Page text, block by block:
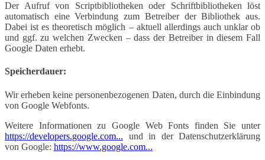
Der Aufruf von Scriptbibliotheken oder Schriftbibliotheken löst
automatisch eine Verbindung zum Betreiber der Bibliothek aus.
Dabei ist es theoretisch möglich – aktuell allerdings auch unklar ob
und ggf. zu welchen Zwecken – dass der Betreiber in diesem Fall
Google Daten erhebt.
Speicherdauer:
Wir erheben keine personenbezogenen Daten, durch die Einbindung
von Google Webfonts.
Weitere Informationen zu Google Web Fonts finden Sie unter
https://developers.google.com... und in der Datenschutzerklärung
von Google: https://www.google.com...